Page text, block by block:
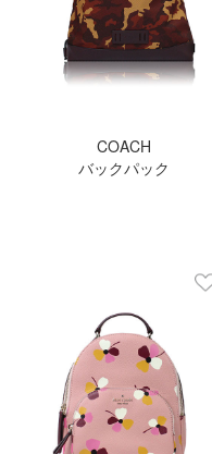
COACH
バックパック